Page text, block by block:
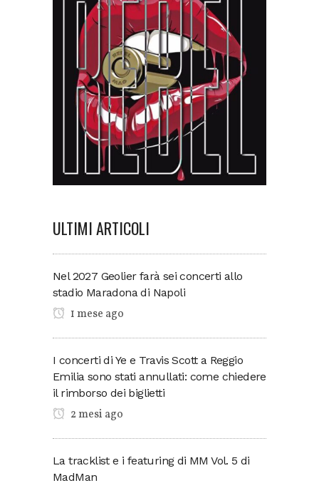
ULTIMI ARTICOLI
Nel 2027 Geolier farà sei concerti allo
stadio Maradona di Napoli
1 mese ago
I concerti di Ye e Travis Scott a Reggio
Emilia sono stati annullati: come chiedere
il rimborso dei biglietti
2 mesi ago
La tracklist e i featuring di MM Vol. 5 di
MadMan